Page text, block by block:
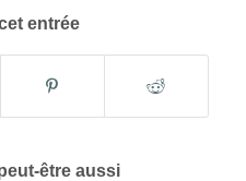
entrée
être aussi